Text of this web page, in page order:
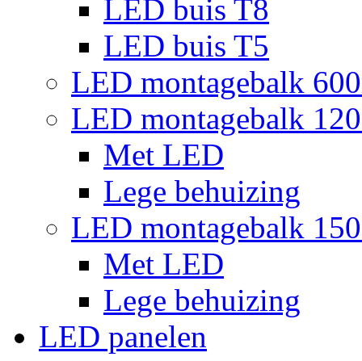
LED buis T8
LED buis T5
LED montagebalk
LED montagebalk
Met LED
Lege behuizing
LED montagebalk
Met LED
Lege behuizing
LED panelen